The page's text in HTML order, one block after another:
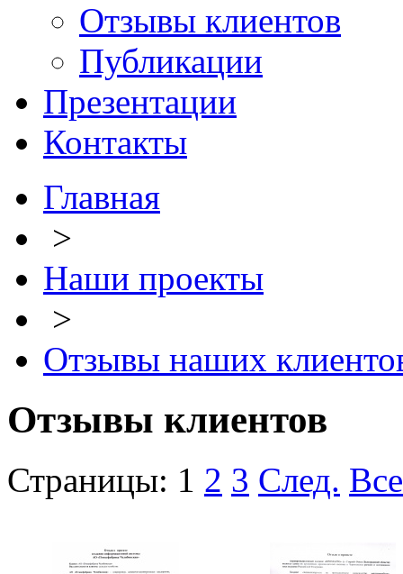
Отзывы клиентов
Публикации
Презентации
Контакты
Главная
>
Наши проекты
>
Отзывы наших
Отзывы клиентов
Страницы: 1 2 3 След. Все